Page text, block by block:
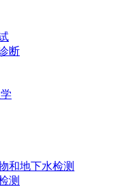
断
和地下水检测
测